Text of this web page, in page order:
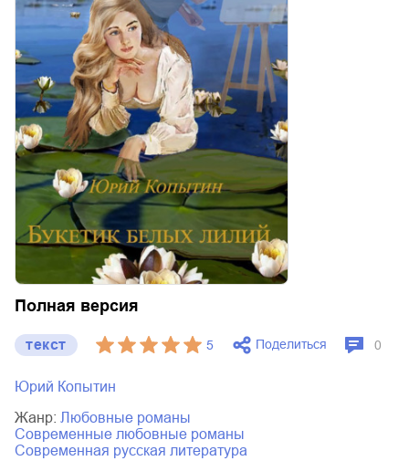
Полная версия
текст 5 Поделиться 0
Юрий Копытин
Жанр:
любовные романы
современные любовные романы
современная русская литература